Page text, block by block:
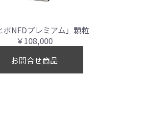
ボNFDプレミアム」顆粒
￥108,000
お問合せ商品